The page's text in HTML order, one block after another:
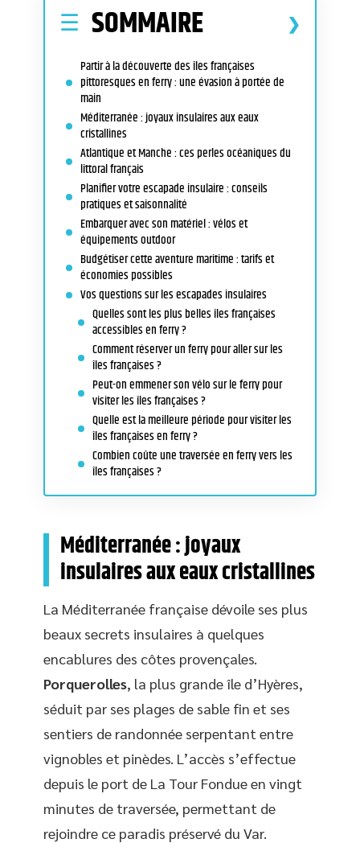
SOMMAIRE
Partir à la découverte des îles françaises
pittoresques en ferry : une évasion à portée de
main
Méditerranée : joyaux insulaires aux eaux
cristallines
Atlantique et Manche : ces perles océaniques du
littoral français
Planifier votre escapade insulaire : conseils
pratiques et saisonnalité
Embarquer avec son matériel : vélos et
équipements outdoor
Budgétiser cette aventure maritime : tarifs et
économies possibles
Vos questions sur les escapades insulaires
Quelles sont les plus belles îles françaises
accessibles en ferry ?
Comment réserver un ferry pour aller sur les
îles françaises ?
Peut-on emmener son vélo sur le ferry pour
visiter les îles françaises ?
Quelle est la meilleure période pour visiter les
îles françaises en ferry ?
Combien coûte une traversée en ferry vers les
îles françaises ?
Méditerranée : joyaux
insulaires aux eaux cristallines
La Méditerranée française dévoile ses plus
beaux secrets insulaires à quelques
encablures des côtes provençales.
Porquerolles, la plus grande île d’Hyères,
séduit par ses plages de sable fin et ses
sentiers de randonnée serpentant entre
vignobles et pinèdes. L’accès s’effectue
depuis le port de La Tour Fondue en vingt
minutes de traversée, permettant de
rejoindre ce paradis préservé du Var.